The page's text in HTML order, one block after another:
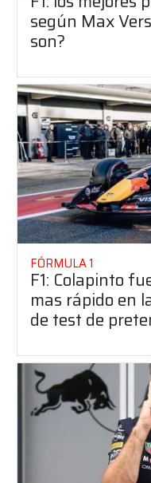
según Max
son?
FÓRMULA 1
F1: Colapinto
mas rápido en
de test de